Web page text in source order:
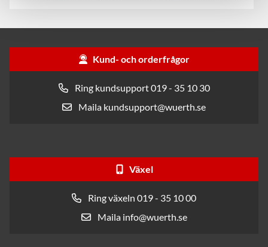
Kund- och orderfrågor
Ring kundsupport 019 - 35 10 30
Maila kundsupport@wuerth.se
Växel
Ring växeln 019 - 35 10 00
Maila info@wuerth.se